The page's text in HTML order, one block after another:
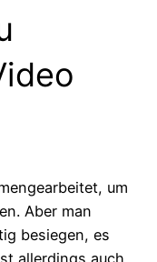
um
Aber man
besiegen, es
allerdings auch